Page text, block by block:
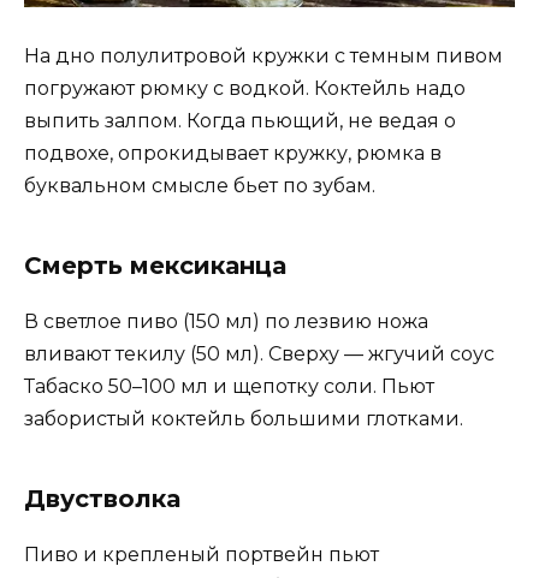
На дно полулитровой кружки с темным пивом
погружают рюмку с водкой. Коктейль надо
выпить залпом. Когда пьющий, не ведая о
подвохе, опрокидывает кружку, рюмка в
буквальном смысле бьет по зубам.
Смерть мексиканца
В светлое пиво (150 мл) по лезвию ножа
вливают текилу (50 мл). Сверху — жгучий соус
Табаско 50–100 мл и щепотку соли. Пьют
забористый коктейль большими глотками.
Двустволка
Пиво и крепленый портвейн пьют